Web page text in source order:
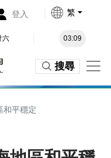
登入 繁
六 03:09
搜尋
和平穩定